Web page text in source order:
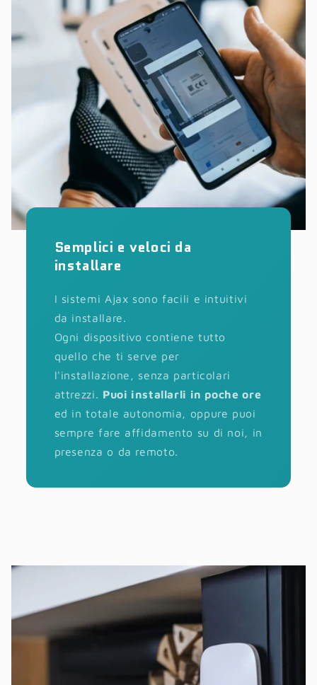
Semplici e veloci da
installare
I sistemi Ajax sono facili e intuitivi
da installare.
Ogni dispositivo contiene tutto
quello che ti serve per
l'installazione, senza particolari
attrezzi. Puoi installarli in poche ore
ed in totale autonomia, oppure puoi
sempre fare affidamento su di noi, in
presenza o da remoto.